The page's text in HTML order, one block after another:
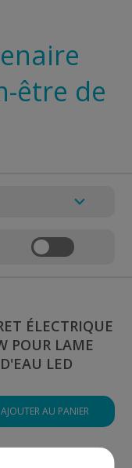
être de
ÉLECTRIQUE
POUR LAME
D'EAU LED
AJOUTER AU PANIER